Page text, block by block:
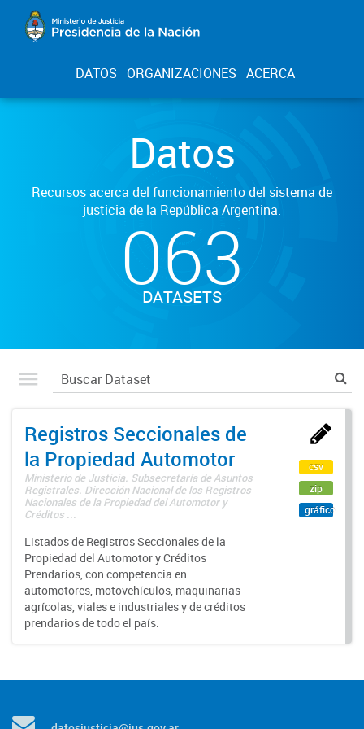
DATOS ORGANIZACIONES ACERCA
Datos
Recursos acerca del funcionamiento del sistema de
justicia de la República Argentina.
063
DATASETS
Registros Seccionales de
la Propiedad Automotor
Ministerio de Justicia. Subsecretaría de Asuntos
Registrales. Dirección Nacional de los Registros
Nacionales de la Propiedad del Automotor y
Créditos ...
Listados de Registros Seccionales de la
Propiedad del Automotor y Créditos
Prendarios, con competencia en
automotores, motovehículos, maquinarias
agrícolas, viales e industriales y de créditos
prendarios de todo el país.
csv
zip
gráfico